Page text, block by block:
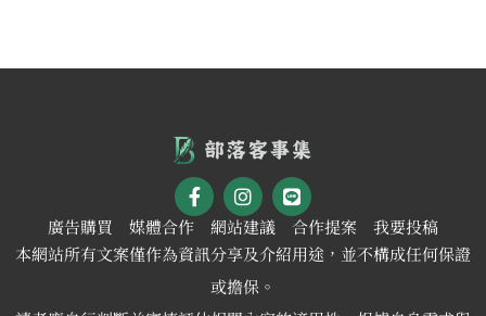
廣告購買 媒體合作 網站建議 合作提案
我要投稿
本網站所有文案僅作為資訊分享及介紹用途，並不構成任何保證
或擔保。